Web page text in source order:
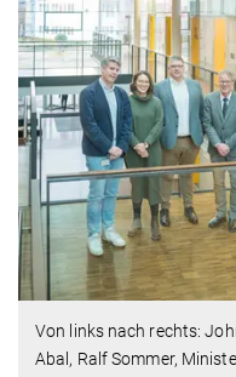
Von links nach rechts:
Abal, Ralf Sommer,